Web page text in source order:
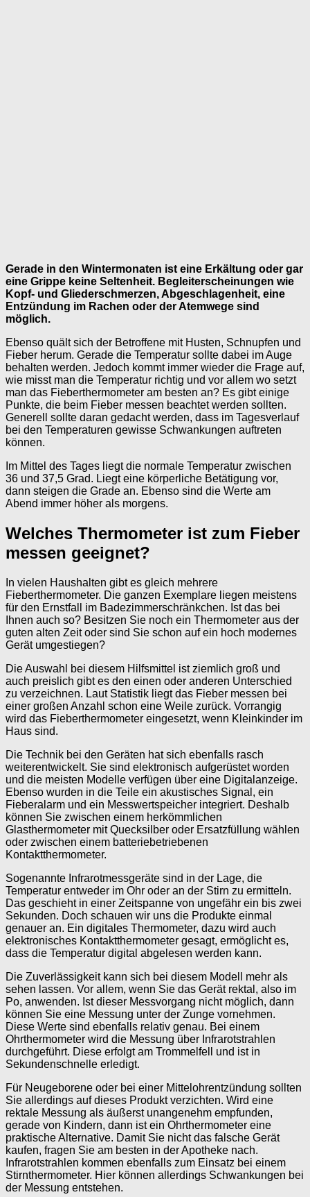
Gerade in den Wintermonaten ist eine Erkältung oder gar
eine Grippe keine Seltenheit. Begleiterscheinungen wie
Kopf- und Gliederschmerzen, Abgeschlagenheit, eine
Entzündung im Rachen oder der Atemwege sind
möglich.
Ebenso quält sich der Betroffene mit Husten, Schnupfen und
Fieber herum. Gerade die Temperatur sollte dabei im Auge
behalten werden. Jedoch kommt immer wieder die Frage auf,
wie misst man die Temperatur richtig und vor allem wo setzt
man das Fieberthermometer am besten an? Es gibt einige
Punkte, die beim Fieber messen beachtet werden sollten.
Generell sollte daran gedacht werden, dass im Tagesverlauf
bei den Temperaturen gewisse Schwankungen auftreten
können.
Im Mittel des Tages liegt die normale Temperatur zwischen
36 und 37,5 Grad. Liegt eine körperliche Betätigung vor,
dann steigen die Grade an. Ebenso sind die Werte am
Abend immer höher als morgens.
Welches Thermometer ist zum Fieber
messen geeignet?
In vielen Haushalten gibt es gleich mehrere
Fieberthermometer. Die ganzen Exemplare liegen meistens
für den Ernstfall im Badezimmerschränkchen. Ist das bei
Ihnen auch so? Besitzen Sie noch ein Thermometer aus der
guten alten Zeit oder sind Sie schon auf ein hoch modernes
Gerät umgestiegen?
Die Auswahl bei diesem Hilfsmittel ist ziemlich groß und
auch preislich gibt es den einen oder anderen Unterschied
zu verzeichnen. Laut Statistik liegt das Fieber messen bei
einer großen Anzahl schon eine Weile zurück. Vorrangig
wird das Fieberthermometer eingesetzt, wenn Kleinkinder im
Haus sind.
Die Technik bei den Geräten hat sich ebenfalls rasch
weiterentwickelt. Sie sind elektronisch aufgerüstet worden
und die meisten Modelle verfügen über eine Digitalanzeige.
Ebenso wurden in die Teile ein akustisches Signal, ein
Fieberalarm und ein Messwertspeicher integriert. Deshalb
können Sie zwischen einem herkömmlichen
Glasthermometer mit Quecksilber oder Ersatzfüllung wählen
oder zwischen einem batteriebetriebenen
Kontaktthermometer.
Sogenannte Infrarotmessgeräte sind in der Lage, die
Temperatur entweder im Ohr oder an der Stirn zu ermitteln.
Das geschieht in einer Zeitspanne von ungefähr ein bis zwei
Sekunden. Doch schauen wir uns die Produkte einmal
genauer an. Ein digitales Thermometer, dazu wird auch
elektronisches Kontaktthermometer gesagt, ermöglicht es,
dass die Temperatur digital abgelesen werden kann.
Die Zuverlässigkeit kann sich bei diesem Modell mehr als
sehen lassen. Vor allem, wenn Sie das Gerät rektal, also im
Po, anwenden. Ist dieser Messvorgang nicht möglich, dann
können Sie eine Messung unter der Zunge vornehmen.
Diese Werte sind ebenfalls relativ genau. Bei einem
Ohrthermometer wird die Messung über Infrarotstrahlen
durchgeführt. Diese erfolgt am Trommelfell und ist in
Sekundenschnelle erledigt.
Für Neugeborene oder bei einer Mittelohrentzündung sollten
Sie allerdings auf dieses Produkt verzichten. Wird eine
rektale Messung als äußerst unangenehm empfunden,
gerade von Kindern, dann ist ein Ohrthermometer eine
praktische Alternative. Damit Sie nicht das falsche Gerät
kaufen, fragen Sie am besten in der Apotheke nach.
Infrarotstrahlen kommen ebenfalls zum Einsatz bei einem
Stirnthermometer. Hier können allerdings Schwankungen bei
der Messung entstehen.